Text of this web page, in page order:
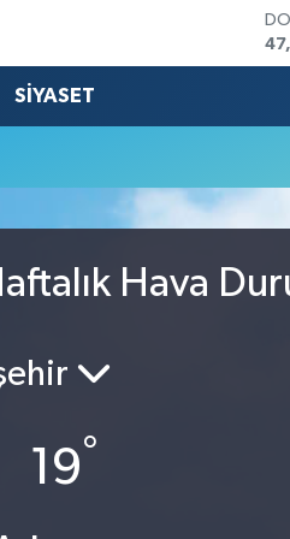
SİYASET
Hava
19°